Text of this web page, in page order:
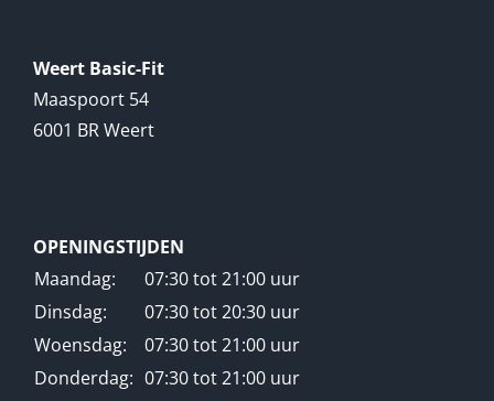
Weert Basic-Fit
Maaspoort 54
6001 BR Weert
OPENINGSTIJDEN
Maandag:
07:30 tot 21:00 uur
Dinsdag:
07:30 tot 20:30 uur
Woensdag:
07:30 tot 21:00 uur
Donderdag: 07:30 tot 21:00 uur